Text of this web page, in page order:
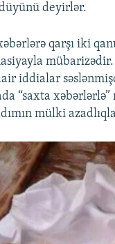
deyirlər.
qarşı iki
iddialar
“saxta
mülki